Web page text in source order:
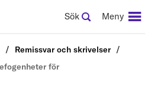
Sök Meny
Remissvar och skrivelser
för